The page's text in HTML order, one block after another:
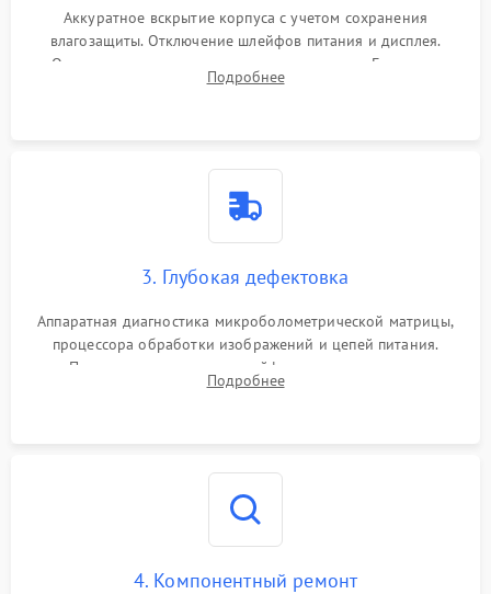
Аккуратное вскрытие корпуса с учетом сохранения
влагозащиты. Отключение шлейфов питания и дисплея.
Очистка внутренних плат от окислов и пыли. Бережная
обработка германиевого объектива специализированными
Подробнее
3. Глубокая дефектовка
Аппаратная диагностика микроболометрической матрицы,
процессора обработки изображений и цепей питания.
Проверка целостности шлейфов, модуля памяти и
интерфейсов связи. Выявление сгоревших SMD-компонентов
Подробнее
4. Компонентный ремонт